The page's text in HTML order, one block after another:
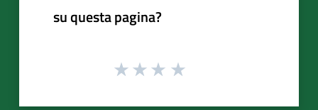
su questa pagina?